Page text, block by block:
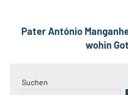
Pater António
wohin
Suchen